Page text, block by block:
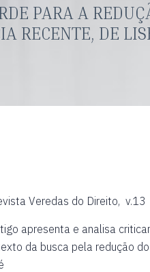
PARA A
RECENTE, DE
Veredas do Direito,  v.13
apresenta e analisa
da busca pela redução